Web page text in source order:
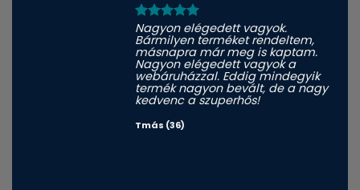
Nagyon elégedett vagyok.
Bármilyen terméket rendeltem,
másnapra már meg is kaptam.
Nagyon elégedett vagyok a
webáruházzal. Eddig mindegyik
termék nagyon bevált, de a nagy
kedvenc a szuperhős!
Tmás (36)